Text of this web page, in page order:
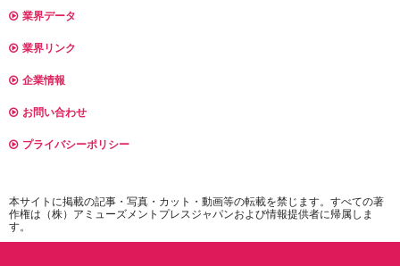
業界データ
業界リンク
企業情報
お問い合わせ
プライバシーポリシー
本サイトに掲載の記事・写真・カット・動画等の転載を禁じます。すべての著
作権は（株）アミューズメントプレスジャパンおよび情報提供者に帰属しま
す。